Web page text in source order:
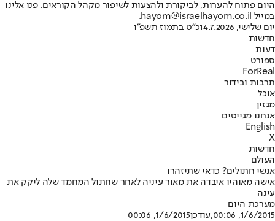
היום פתוח להערות, לביקורת ולהצעות לשיפור מקהל הקוראים. פנו אלינו
במייל hayom@israelhayom.co.il.
יום שלישי, 14.7.2026
כ"ט בתמוז תשפ"ו
חדשות
דעות
ספורט
ForReal
תרבות ובידור
אוכל
מגזין
אנחנו מגייסים
English
X
חדשות
העולם
אנשי חתולים? כדאי שתיזהרו
אישה מאוהיו איבדה את מאור עיניה לאחר שחתול המחמד שלה ליקק את
עינה
מערכת היום
1/6/2015, 00:06
,עודכן1/6/2015, 00:06